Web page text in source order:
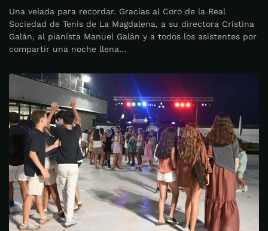
Una velada para recordar. Gracias al Coro de la Real
Sociedad de Tenis de La Magdalena, a su directora Cristina
Galán, al pianista Manuel Galán y a todos los asistentes por
compartir una noche llena…